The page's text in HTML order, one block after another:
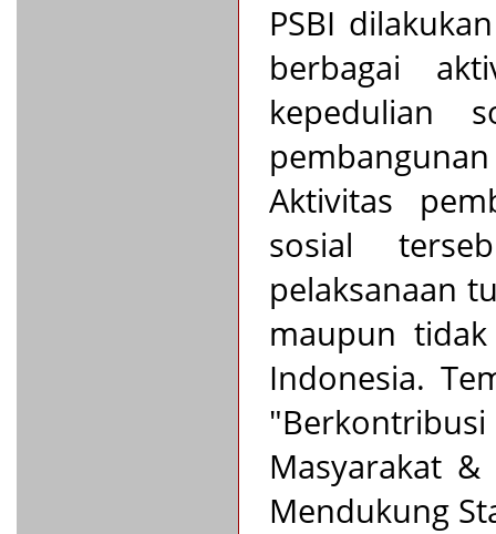
PSBI
berbagai
kepedulian
Aktivitas
sosial
pelaksanaan
maupun
Indonesia.
Masyarakat &
Mendukung